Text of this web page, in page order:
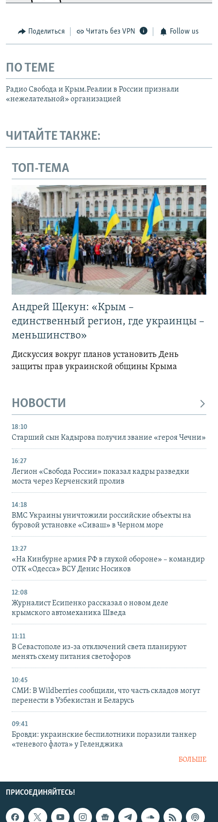
Поделиться Читать без VPN Follow us
ПО ТЕМЕ
Радио Свобода и Крым.Реалии в России признали
«нежелательной» организацией
ЧИТАЙТЕ ТАКЖЕ:
ТОП-ТЕМА
Андрей Щекун: «Крым –
единственный регион, где украинцы –
меньшинство»
Дискуссия вокруг планов установить День
защиты прав украинской общины Крыма
НОВОСТИ
18:10
Старший сын Кадырова получил звание «героя Чечни»
16:27
Легион «Свобода России» показал кадры разведки
моста через Керченский пролив
14:18
ВМС Украины уничтожили российские объекты на
буровой установке «Сиваш» в Черном море
13:27
«На Кинбурне армия РФ в глухой обороне» – командир
ОТК «Одесса» ВСУ Денис Носиков
12:08
Журналист Есипенко рассказал о новом деле
крымского автомеханика Шведа
11:11
В Севастополе из-за отключений света планируют
менять схему питания светофоров
10:45
СМИ: В Wildberries сообщили, что часть складов могут
перенести в Узбекистан и Беларусь
09:41
Бровди: украинские беспилотники поразили танкер
«теневого флота» у Геленджика
БОЛЬШЕ
ПРИСОЕДИНЯЙТЕСЬ!